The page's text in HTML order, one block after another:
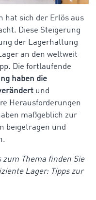
hat sich der Erlös aus
Diese Steigerung
der Lagerhaltung
an den weltweit
Die fortlaufende
haben die
und
Herausforderungen
maßgeblich zur
beigetragen und
zum Thema finden Sie
Lager: Tipps zur